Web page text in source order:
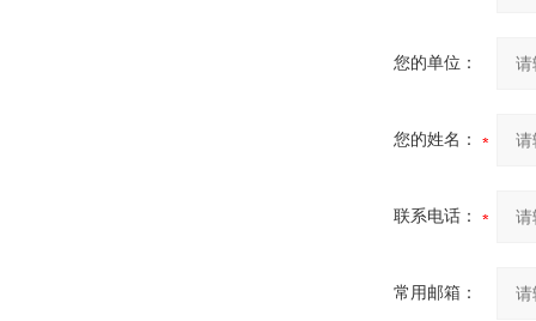
您的单位：
您的姓名：
联系电话：
常用邮箱：